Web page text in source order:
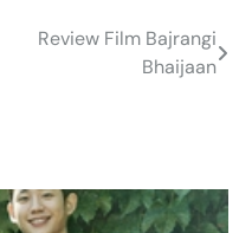
Review Film Bajrangi
Bhaijaan